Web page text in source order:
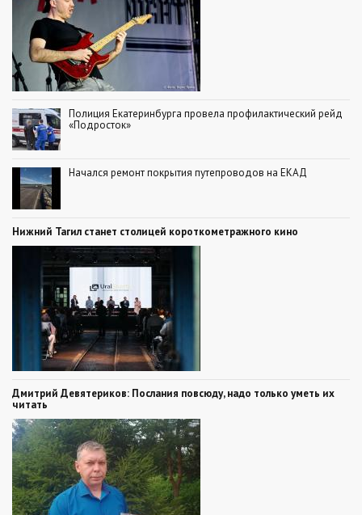
Полиция Екатеринбурга провела профилактический рейд
«Подросток»
Начался ремонт покрытия путепроводов на ЕКАД
Нижний Тагил станет столицей короткометражного кино
Дмитрий Девятериков: Послания повсюду, надо только уметь их
читать